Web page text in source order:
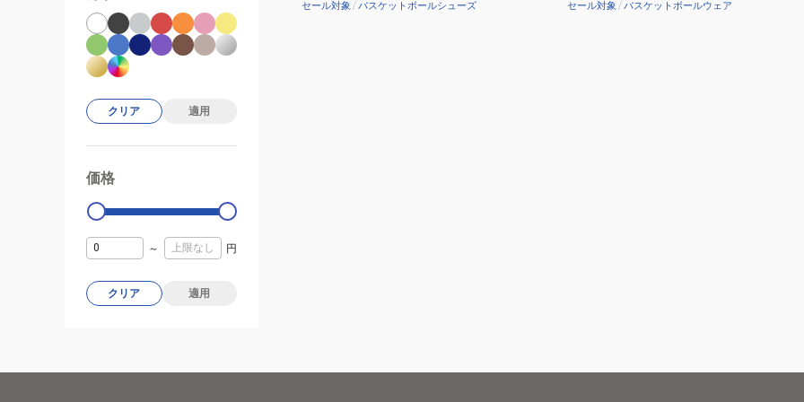
セール対象 /バスケットボールシューズ セール対象 /バスケットボールウェア
クリア 適用
価格
0
～ 円
クリア 適用